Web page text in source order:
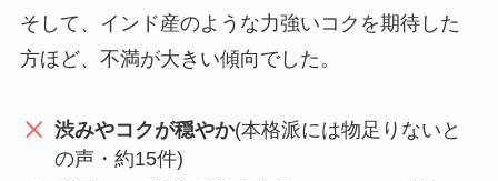
そして、インド産のような力強いコクを期待した
方ほど、不満が大きい傾向でした。
渋みやコクが穏やか(本格派には物足りないと
の声・約15件)